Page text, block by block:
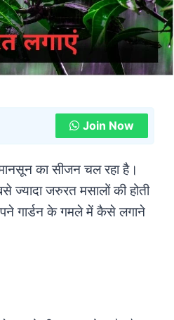
Join Now
का सीजन चल रहा है।
जरुरत मसालों की होती
गार्डन के गमले में कैसे लगाने